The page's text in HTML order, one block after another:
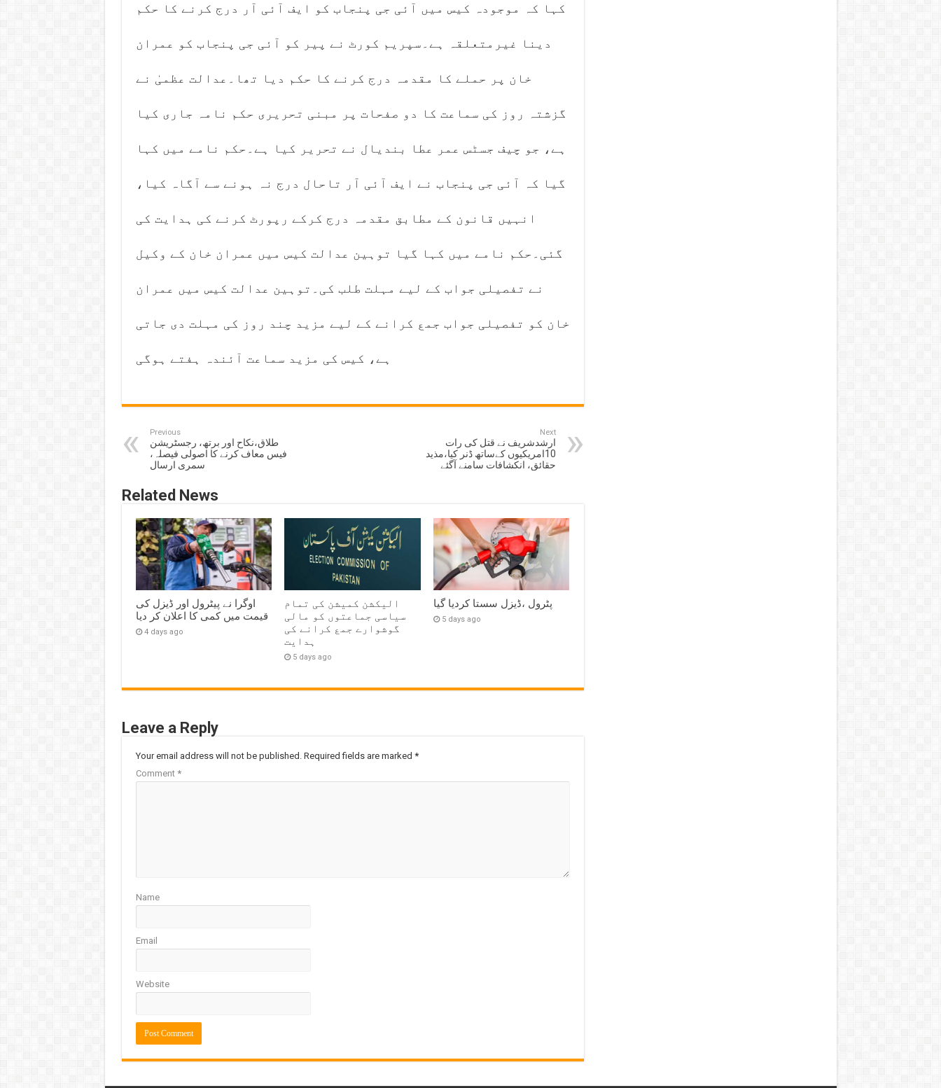
کہا کہ موجودہ کیس میں آئی جی پنجاب کو ایف آئی آر درج کرنے کا حکم
دینا غیرمتعلقہ ہے۔سپریم کورٹ نے پیر کو آئی جی پنجاب کو عمران
خان پر حملے کا مقدمہ درج کرنے کا حکم دیا تھا۔عدالت عظمیٰ نے
گزشتہ روز کی سماعت کا دو صفحات پر مبنی تحریری حکم نامہ جاری کیا
ہے، جو چیف جسٹس عمر عطا بندیال نے تحریر کیا ہے۔حکم نامے میں کہا
گیا کہ آئی جی پنجاب نے ایف آئی آر تاحال درج نہ ہونے سے آگاہ کیا،
انہیں قانون کے مطابق مقدمہ درج کرکے رپورٹ کرنے کی ہدایت کی
گئی۔حکم نامے میں کہا گیا توہین عدالت کیس میں عمران خان کے وکیل
نے تفصیلی جواب کے لیے مہلت طلب کی۔توہین عدالت کیس میں عمران
خان کو تفصیلی جواب جمع کرانے کے لیے مزید چند روز کی مہلت دی جاتی
ہے، کیس کی مزید سماعت آئندہ ہفتے ہوگی
Previous
طلاق،نکاح اور برتھ، رجسٹریشن
فیس معاف کرنے کا اصولی فیصلہ،
سمری ارسال
Next
ارشدشریف نے قتل کی رات
10امریکیوں کےساتھ ڈنر کیا،مذید
حقائق، انکشافات سامنے آگئے
Related News
اوگرا نے پیٹرول اور ڈیزل کی
قیمت میں کمی کا اعلان کر دیا
4 days ago
الیکشن کمیشن کی تمام
سیاسی جماعتوں کو مالی
گوشوارے جمع کرانے کی
ہدایت
5 days ago
پٹرول ،ڈیزل سستا کردیا گیا
5 days ago
Leave a Reply
Your email address will not be published. Required fields are marked *
Comment *
Name
Email
Website